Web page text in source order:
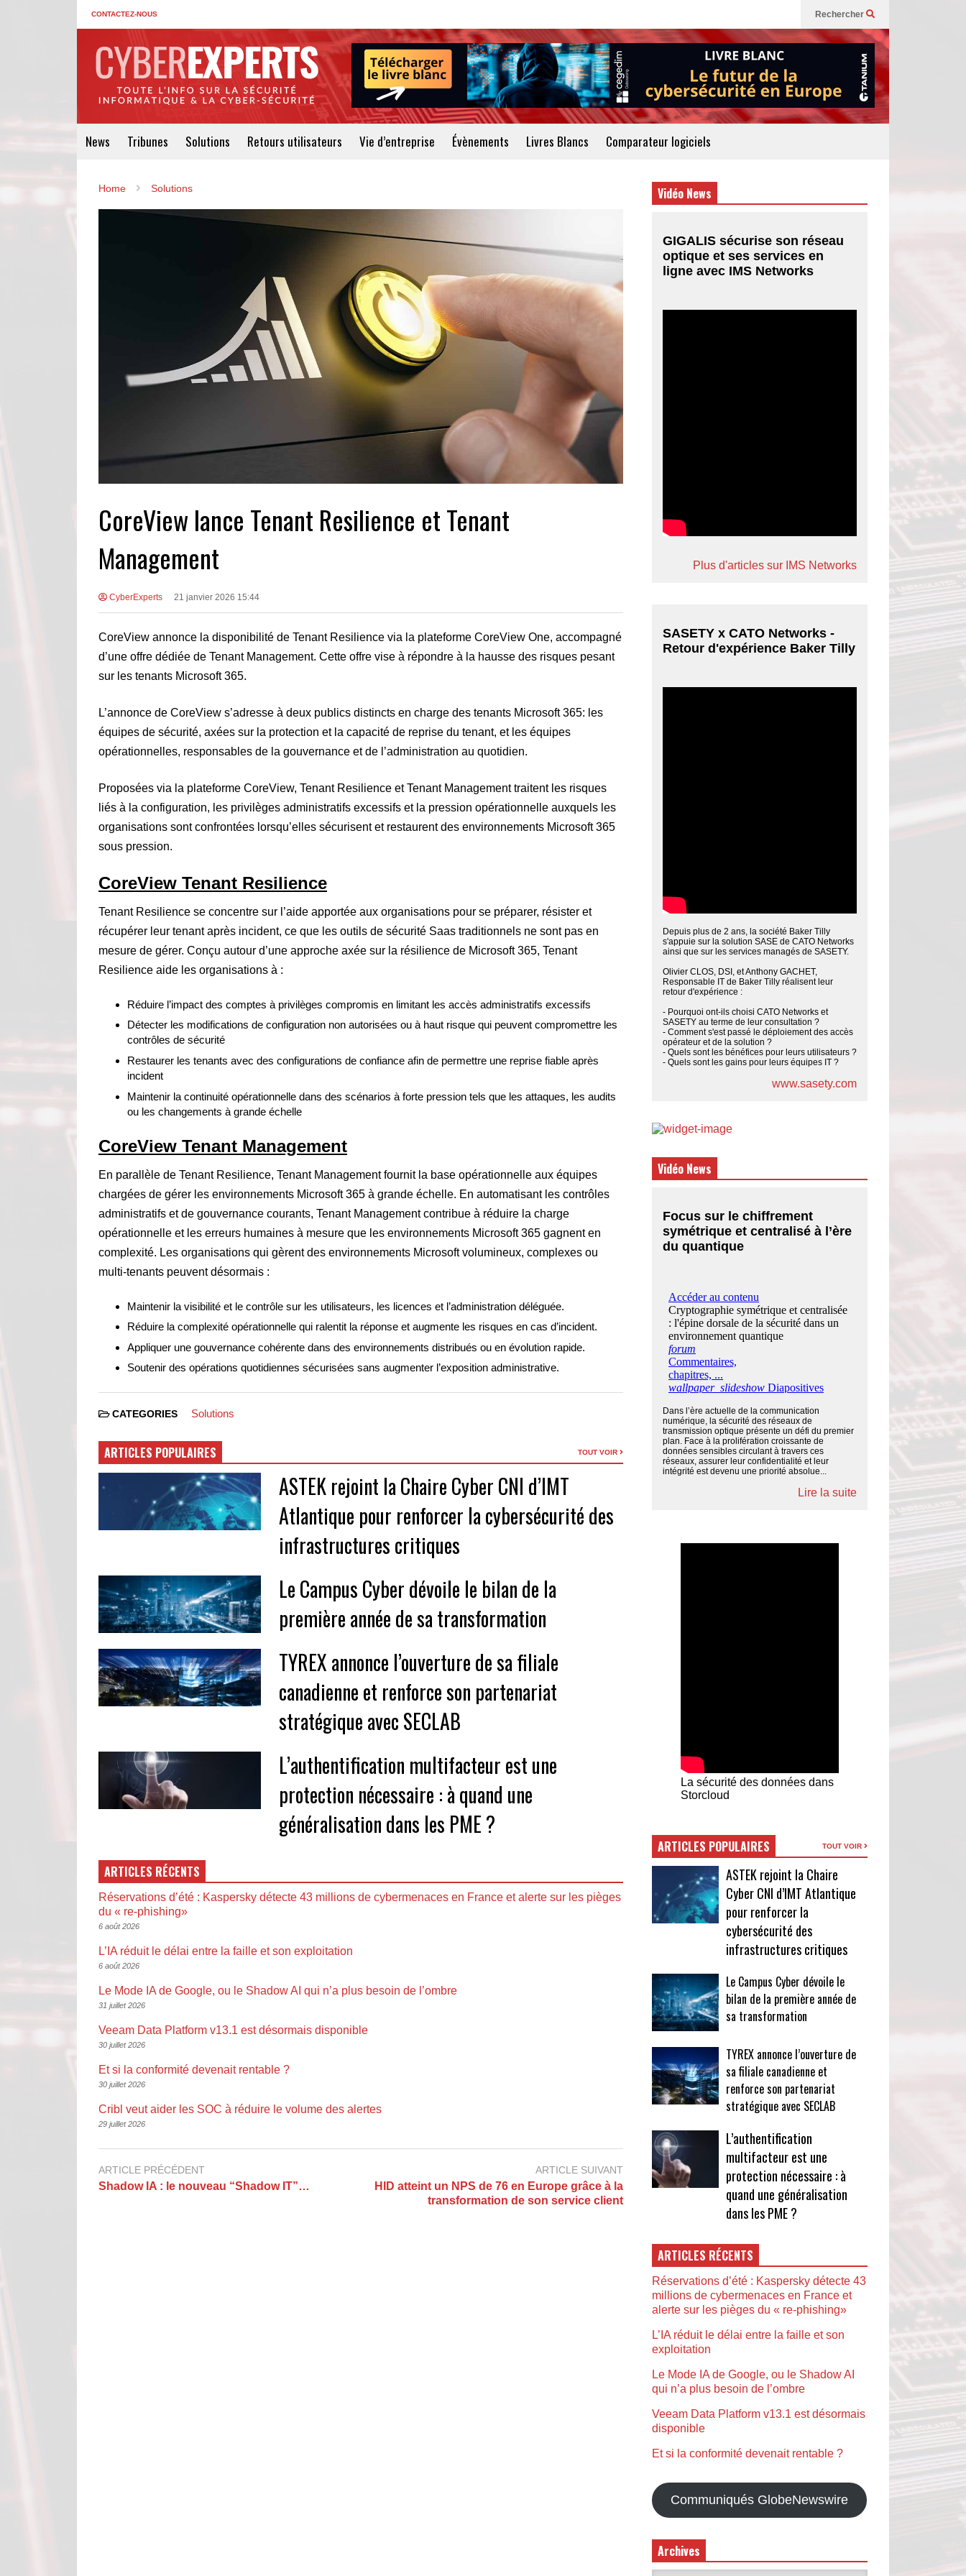
CONTACTEZ-NOUS Rechercher
News Tribunes Solutions Retours utilisateurs Vie d’entreprise Évènements Livres Blancs Comparateur logiciels
Home Solutions
CoreView lance Tenant Resilience et Tenant
Management
CyberExperts 21 janvier 2026 15:44
CoreView annonce la disponibilité de Tenant Resilience via la plateforme CoreView One, accompagné
d’une offre dédiée de Tenant Management. Cette offre vise à répondre à la hausse des risques pesant
sur les tenants Microsoft 365.
L’annonce de CoreView s’adresse à deux publics distincts en charge des tenants Microsoft 365: les
équipes de sécurité, axées sur la protection et la capacité de reprise du tenant, et les équipes
opérationnelles, responsables de la gouvernance et de l’administration au quotidien.
Proposées via la plateforme CoreView, Tenant Resilience et Tenant Management traitent les risques
liés à la configuration, les privilèges administratifs excessifs et la pression opérationnelle auxquels les
organisations sont confrontées lorsqu’elles sécurisent et restaurent des environnements Microsoft 365
sous pression.
CoreView Tenant Resilience
Tenant Resilience se concentre sur l’aide apportée aux organisations pour se préparer, résister et
récupérer leur tenant après incident, ce que les outils de sécurité Saas traditionnels ne sont pas en
mesure de gérer. Conçu autour d’une approche axée sur la résilience de Microsoft 365, Tenant
Resilience aide les organisations à :
Réduire l’impact des comptes à privilèges compromis en limitant les accès administratifs excessifs
Détecter les modifications de configuration non autorisées ou à haut risque qui peuvent compromettre les
contrôles de sécurité
Restaurer les tenants avec des configurations de confiance afin de permettre une reprise fiable après
incident
Maintenir la continuité opérationnelle dans des scénarios à forte pression tels que les attaques, les audits
ou les changements à grande échelle
CoreView Tenant Management
En parallèle de Tenant Resilience, Tenant Management fournit la base opérationnelle aux équipes
chargées de gérer les environnements Microsoft 365 à grande échelle. En automatisant les contrôles
administratifs et de gouvernance courants, Tenant Management contribue à réduire la charge
opérationnelle et les erreurs humaines à mesure que les environnements Microsoft 365 gagnent en
complexité. Les organisations qui gèrent des environnements Microsoft volumineux, complexes ou
multi-tenants peuvent désormais :
Maintenir la visibilité et le contrôle sur les utilisateurs, les licences et l’administration déléguée.
Réduire la complexité opérationnelle qui ralentit la réponse et augmente les risques en cas d’incident.
Appliquer une gouvernance cohérente dans des environnements distribués ou en évolution rapide.
Soutenir des opérations quotidiennes sécurisées sans augmenter l’exposition administrative.
CATEGORIES Solutions
ARTICLES POPULAIRES TOUT VOIR
ASTEK rejoint la Chaire Cyber CNI d’IMT
Atlantique pour renforcer la cybersécurité des
infrastructures critiques
Le Campus Cyber dévoile le bilan de la
première année de sa transformation
TYREX annonce l’ouverture de sa filiale
canadienne et renforce son partenariat
stratégique avec SECLAB
L’authentification multifacteur est une
protection nécessaire : à quand une
généralisation dans les PME ?
ARTICLES RÉCENTS
Réservations d’été : Kaspersky détecte 43 millions de cybermenaces en France et alerte sur les pièges
du « re-phishing»
6 août 2026
L’IA réduit le délai entre la faille et son exploitation
6 août 2026
Le Mode IA de Google, ou le Shadow AI qui n’a plus besoin de l’ombre
31 juillet 2026
Veeam Data Platform v13.1 est désormais disponible
30 juillet 2026
Et si la conformité devenait rentable ?
30 juillet 2026
Cribl veut aider les SOC à réduire le volume des alertes
29 juillet 2026
ARTICLE PRÉCÉDENT
Shadow IA : le nouveau “Shadow IT”…
ARTICLE SUIVANT
HID atteint un NPS de 76 en Europe grâce à la
transformation de son service client
Vidéo News
GIGALIS sécurise son réseau
optique et ses services en
ligne avec IMS Networks
Plus d'articles sur IMS Networks
SASETY x CATO Networks -
Retour d'expérience Baker Tilly
Depuis plus de 2 ans, la société Baker Tilly
s'appuie sur la solution SASE de CATO Networks
ainsi que sur les services managés de SASETY.
Olivier CLOS, DSI, et Anthony GACHET,
Responsable IT de Baker Tilly réalisent leur
retour d'expérience :
- Pourquoi ont-ils choisi CATO Networks et
SASETY au terme de leur consultation ?
- Comment s'est passé le déploiement des accès
opérateur et de la solution ?
- Quels sont les bénéfices pour leurs utilisateurs ?
- Quels sont les gains pour leurs équipes IT ?
www.sasety.com
Vidéo News
Focus sur le chiffrement
symétrique et centralisé à l’ère
du quantique
Dans l’ère actuelle de la communication
numérique, la sécurité des réseaux de
transmission optique présente un défi du premier
plan. Face à la prolifération croissante de
données sensibles circulant à travers ces
réseaux, assurer leur confidentialité et leur
intégrité est devenu une priorité absolue...
Lire la suite
La sécurité des données dans
Storcloud
ARTICLES POPULAIRES TOUT VOIR
ASTEK rejoint la Chaire
Cyber CNI d’IMT Atlantique
pour renforcer la
cybersécurité des
infrastructures critiques
Le Campus Cyber dévoile le
bilan de la première année de
sa transformation
TYREX annonce l’ouverture de
sa filiale canadienne et
renforce son partenariat
stratégique avec SECLAB
L’authentification
multifacteur est une
protection nécessaire : à
quand une généralisation
dans les PME ?
ARTICLES RÉCENTS
Réservations d’été : Kaspersky détecte 43
millions de cybermenaces en France et
alerte sur les pièges du « re-phishing»
L’IA réduit le délai entre la faille et son
exploitation
Le Mode IA de Google, ou le Shadow AI
qui n’a plus besoin de l’ombre
Veeam Data Platform v13.1 est désormais
disponible
Et si la conformité devenait rentable ?
Communiqués GlobeNewswire
Archives